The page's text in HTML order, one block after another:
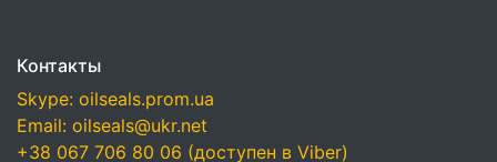
Контакты
Skype: oilseals.prom.ua
Email: oilseals@ukr.net
+38 067 706 80 06 (доступен в Viber)